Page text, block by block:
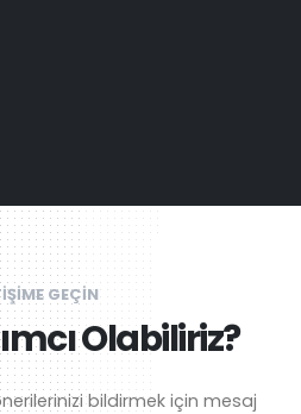
GEÇİN
Olabiliriz?
bildirmek için mesaj